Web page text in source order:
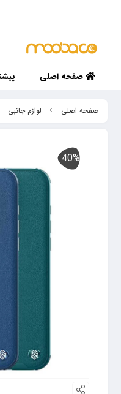
صفحه اصلی
صفحه اصلی لوازم جانبی